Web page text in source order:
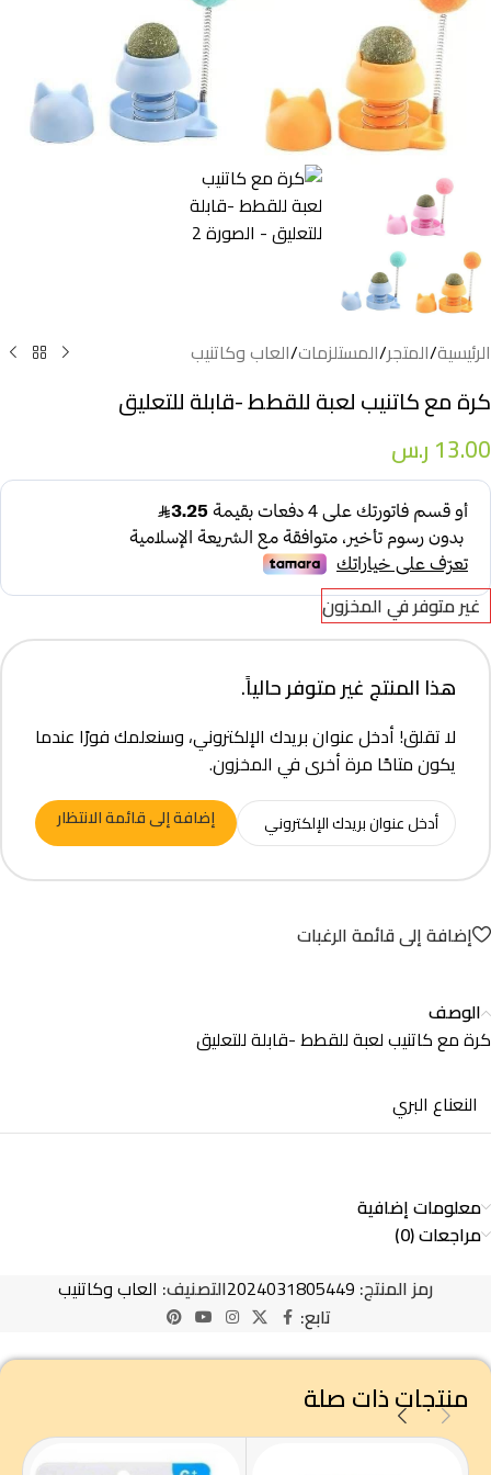
الرئيسية/المتجر/المستلزمات/العاب وكاتنيب
كرة مع كاتنيب لعبة للقطط -قابلة للتعليق
13.00 ر.س
غير متوفر في المخزون
هذا المنتج غير متوفر حالياً.
لا تقلق! أدخل عنوان بريدك الإلكتروني، وسنعلمك فورًا عندما
يكون متاحًا مرة أخرى في المخزون.
إضافة إلى قائمة الانتظار
إضافة إلى قائمة الرغبات
الوصف
كرة مع كاتنيب لعبة للقطط -قابلة للتعليق
النعناع البري
معلومات إضافية
مراجعات (0)
رمز المنتج: 2024031805449التصنيف: العاب وكاتنيب
تابع:
منتجات ذات صلة